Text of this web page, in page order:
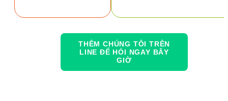
THÊM CHÚNG TÔI TRÊN
LINE ĐỂ HỎI NGAY BÂY
GIỜ